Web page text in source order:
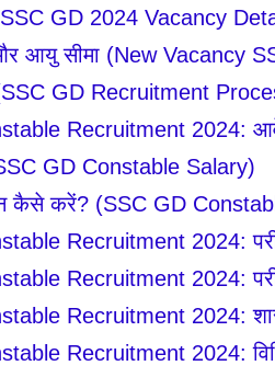
GD 2024 Vacancy
और आयु सीमा (New Vacancy
GD Recruitment
Recruitment 2024:
GD Constable Salary)
कैसे करें? (SSC GD
Recruitment 2024:
Recruitment 2024:
Recruitment 2024:
Recruitment 2024: